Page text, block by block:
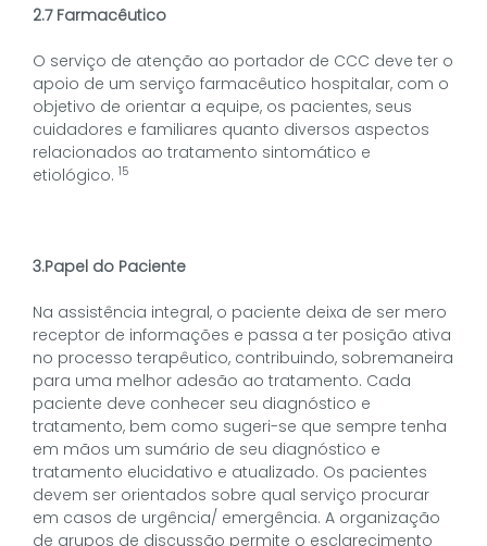
2.7 Farmacêutico
O serviço de atenção ao portador de CCC deve ter o
apoio de um serviço farmacêutico hospitalar, com o
objetivo de orientar a equipe, os pacientes, seus
cuidadores e familiares quanto diversos aspectos
relacionados ao tratamento sintomático e
etiológico. 15
3.Papel do Paciente
Na assistência integral, o paciente deixa de ser mero
receptor de informações e passa a ter posição ativa
no processo terapêutico, contribuindo, sobremaneira
para uma melhor adesão ao tratamento. Cada
paciente deve conhecer seu diagnóstico e
tratamento, bem como sugeri-se que sempre tenha
em mãos um sumário de seu diagnóstico e
tratamento elucidativo e atualizado. Os pacientes
devem ser orientados sobre qual serviço procurar
em casos de urgência/ emergência. A organização
de grupos de discussão permite o esclarecimento